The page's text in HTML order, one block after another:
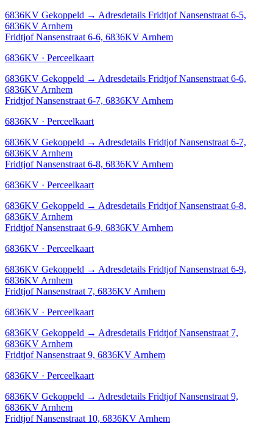
6836KV Gekoppeld → Adresdetails Fridtjof Nansenstraat 6-5,
6836KV Arnhem
Fridtjof Nansenstraat 6-6, 6836KV Arnhem
6836KV · Perceelkaart
6836KV Gekoppeld → Adresdetails Fridtjof Nansenstraat 6-6,
6836KV Arnhem
Fridtjof Nansenstraat 6-7, 6836KV Arnhem
6836KV · Perceelkaart
6836KV Gekoppeld → Adresdetails Fridtjof Nansenstraat 6-7,
6836KV Arnhem
Fridtjof Nansenstraat 6-8, 6836KV Arnhem
6836KV · Perceelkaart
6836KV Gekoppeld → Adresdetails Fridtjof Nansenstraat 6-8,
6836KV Arnhem
Fridtjof Nansenstraat 6-9, 6836KV Arnhem
6836KV · Perceelkaart
6836KV Gekoppeld → Adresdetails Fridtjof Nansenstraat 6-9,
6836KV Arnhem
Fridtjof Nansenstraat 7, 6836KV Arnhem
6836KV · Perceelkaart
6836KV Gekoppeld → Adresdetails Fridtjof Nansenstraat 7,
6836KV Arnhem
Fridtjof Nansenstraat 9, 6836KV Arnhem
6836KV · Perceelkaart
6836KV Gekoppeld → Adresdetails Fridtjof Nansenstraat 9,
6836KV Arnhem
Fridtjof Nansenstraat 10, 6836KV Arnhem